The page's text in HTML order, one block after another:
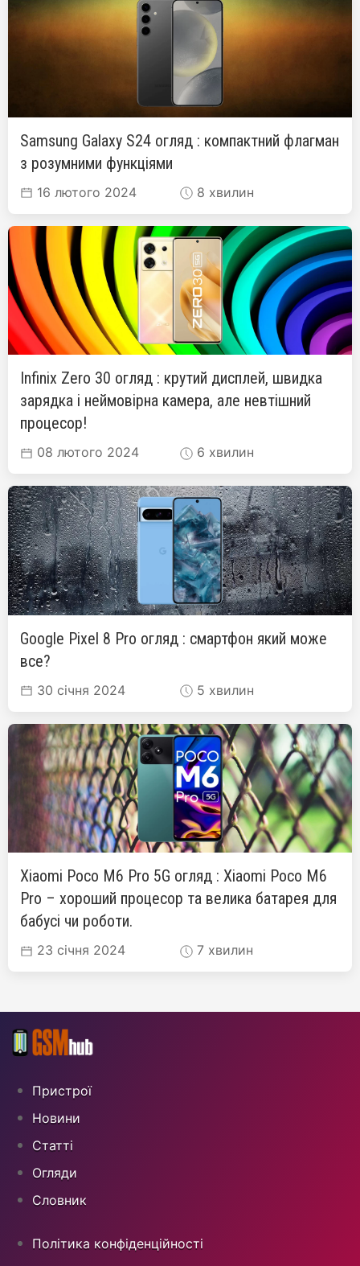
Samsung Galaxy S24 огляд : компактний флагман
з розумними функціями
16 лютого 2024 8 хвилин
Infinix Zero 30 огляд : крутий дисплей, швидка
зарядка і неймовірна камера, але невтішний
процесор!
08 лютого 2024 6 хвилин
Google Pixel 8 Pro огляд : смартфон який може
все?
30 січня 2024 5 хвилин
Xiaomi Poco M6 Pro 5G огляд : Xiaomi Poco M6
Pro – хороший процесор та велика батарея для
бабусі чи роботи.
23 січня 2024 7 хвилин
Пристрої
Новини
Статті
Огляди
Cловник
Політика конфіденційності